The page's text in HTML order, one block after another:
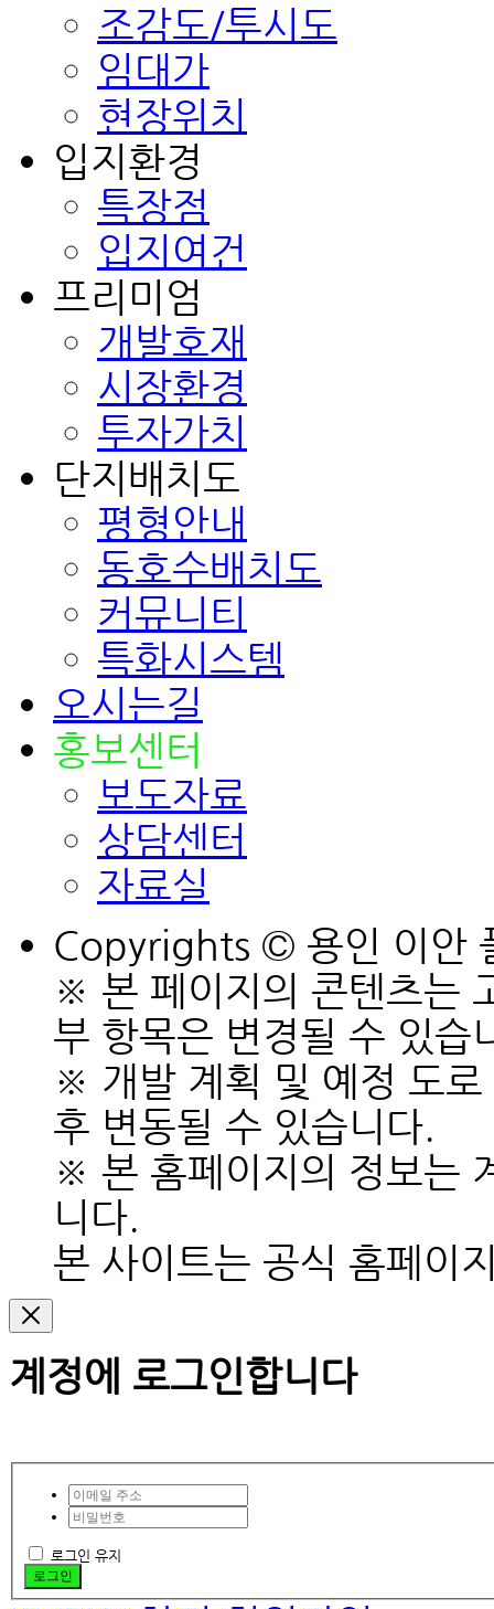
조감도/투시도
임대가
현장위치
입지환경
특장점
입지여건
프리미엄
개발호재
시장환경
투자가치
단지배치도
평형안내
동호수배치도
커뮤니티
특화시스템
오시는길
홍보센터
보도자료
상담센터
자료실
Copyrights © 용인 이안
※ 본 페이지의 콘텐츠는
부 항목은 변경될 수 있습
※ 개발 계획 및 예정 도로
후 변동될 수 있습니다.
※ 본 홈페이지의 정보는
니다.
본 사이트는 공식 홈페이
계정에 로그인합니다
로그인 유지
로그인